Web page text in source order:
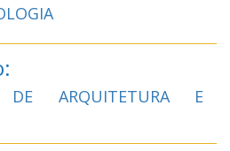
DE ARQUITETURA E